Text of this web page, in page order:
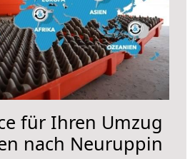
für Ihren Umzug
nach Neuruppin